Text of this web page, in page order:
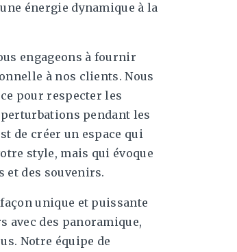
énergie dynamique à la
engageons à fournir
à nos clients. Nous
pour respecter les
pendant les
de créer un espace qui
style, mais qui évoque
et des souvenirs.
unique et puissante
avec des panoramique,
Notre équipe de